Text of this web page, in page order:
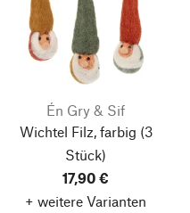
Én Gry & Sif
Wichtel Filz, farbig (3
Stück)
17,90 €
+ weitere Varianten